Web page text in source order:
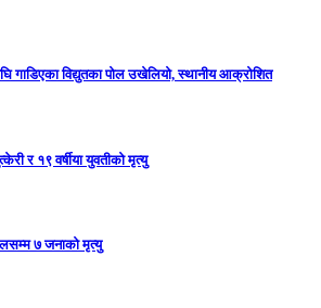
गाडिएका विद्युतका पोल उखेलियो, स्थानीय आक्रोशित
र १९ वर्षीया युवतीको मृत्यु
७ जनाको मृत्यु